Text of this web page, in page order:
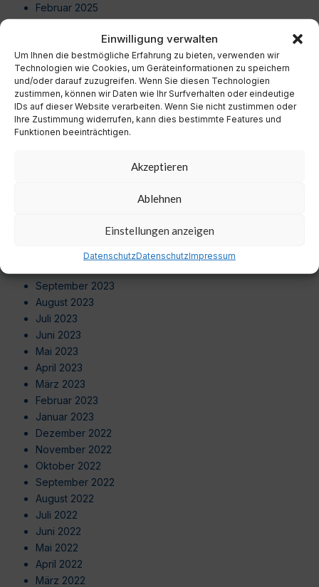
Einwilligung verwalten
Um Ihnen die bestmögliche Erfahrung zu bieten, verwenden wir
Technologien wie Cookies, um Geräteinformationen zu speichern
und/oder darauf zuzugreifen. Wenn Sie diesen Technologien
zustimmen, können wir Daten wie Ihr Surfverhalten oder eindeutige
IDs auf dieser Website verarbeiten. Wenn Sie nicht zustimmen oder
Ihre Zustimmung widerrufen, kann dies bestimmte Features und
Funktionen beeinträchtigen.
Akzeptieren
Ablehnen
Einstellungen anzeigen
DatenschutzDatenschutzImpressum
Februar 2025
Dezember 2024
November 2024
Oktober 2024
September 2024
August 2024
Juli 2024
Juni 2024
Dezember 2023
November 2023
September 2023
August 2023
Juli 2023
Juni 2023
Mai 2023
April 2023
März 2023
Februar 2023
Januar 2023
Dezember 2022
November 2022
Oktober 2022
September 2022
August 2022
Juli 2022
Juni 2022
Mai 2022
April 2022
März 2022